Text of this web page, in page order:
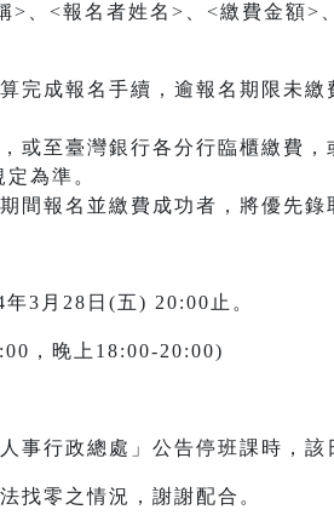
、<報名者姓名>、<繳費金額>
完成報名手續，逾報名期限未
或至臺灣銀行各分行臨櫃繳費，
為準。
間報名並繳費成功者，將優先錄
3月28日(五) 20:00止。
，晚上18:00-20:00)
行政總處」公告停班課時，該
找零之情況，謝謝配合。